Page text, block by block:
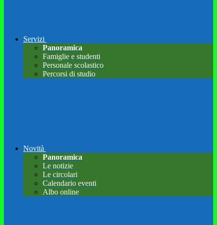
Servizi
Panoramica
Famiglie e studenti
Personale scolastico
Percorsi di studio
Novità
Panoramica
Le notizie
Le circolari
Calendario eventi
Albo online